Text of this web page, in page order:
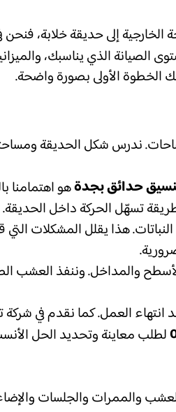
إلى حديقة خلابة،
الصيانة الذي يناسبك،
الأولى بصورة واضحة.
ندرس شكل الحديقة
حدائق بجدةهو اهتمامنا
تسهّل الحركة داخل الحديقة.
النباتات. هذا يقلل المشكلات
والمداخل. وننفذ العشب
انتهاء العمل. كما نقدم في
لطلب معاينة وتحديد الحل
والممرات والجلسات